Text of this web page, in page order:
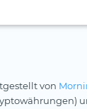
von